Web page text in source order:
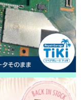
換をさせて頂きました！
をさせて頂きました！あ
インガラスコーティング
をさせて頂きました！あ